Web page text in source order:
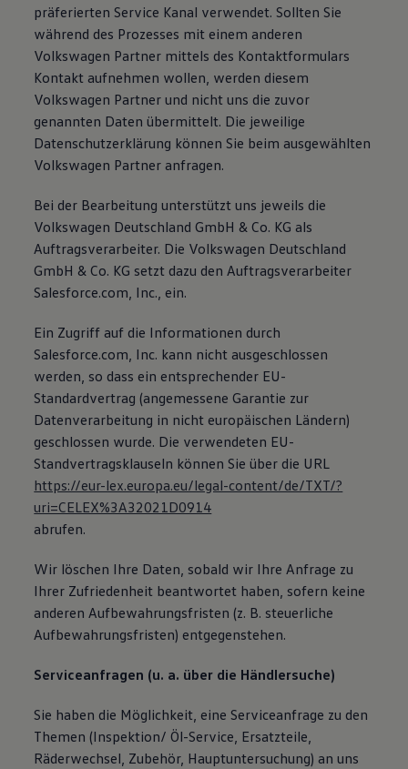
präferierten Service Kanal verwendet. Sollten Sie
während des Prozesses mit einem anderen
Volkswagen Partner mittels des Kontaktformulars
Kontakt aufnehmen wollen, werden diesem
Volkswagen Partner und nicht uns die zuvor
genannten Daten übermittelt. Die jeweilige
Datenschutzerklärung können Sie beim ausgewählten
Volkswagen Partner anfragen.
Bei der Bearbeitung unterstützt uns jeweils die
Volkswagen Deutschland GmbH & Co. KG als
Auftragsverarbeiter. Die Volkswagen Deutschland
GmbH & Co. KG setzt dazu den Auftragsverarbeiter
Salesforce.com, Inc., ein.
Ein Zugriff auf die Informationen durch
Salesforce.com, Inc. kann nicht ausgeschlossen
werden, so dass ein entsprechender EU-
Standardvertrag (angemessene Garantie zur
Datenverarbeitung in nicht europäischen Ländern)
geschlossen wurde. Die verwendeten EU-
Standvertragsklauseln können Sie über die URL
https://eur-lex.europa.eu/legal-content/de/TXT/?
uri=CELEX%3A32021D0914
abrufen.
Wir löschen Ihre Daten, sobald wir Ihre Anfrage zu
Ihrer Zufriedenheit beantwortet haben, sofern keine
anderen Aufbewahrungsfristen (z. B. steuerliche
Aufbewahrungsfristen) entgegenstehen.
Serviceanfragen (u. a. über die Händlersuche)
Sie haben die Möglichkeit, eine Serviceanfrage zu den
Themen (Inspektion/ Öl-Service, Ersatzteile,
Räderwechsel, Zubehör, Hauptuntersuchung) an uns